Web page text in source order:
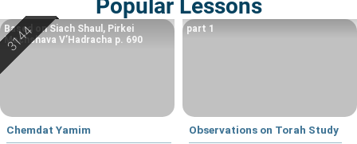
Popular Lessons
Chemdat Yamim
Based on Siach Shaul, Pirkei
Machshava V’Hadracha p. 690
Observations on Torah Study
part 1